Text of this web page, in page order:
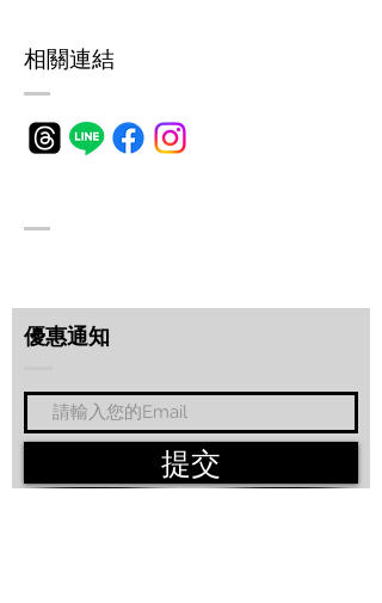
​相關連結
​優惠通知
提交